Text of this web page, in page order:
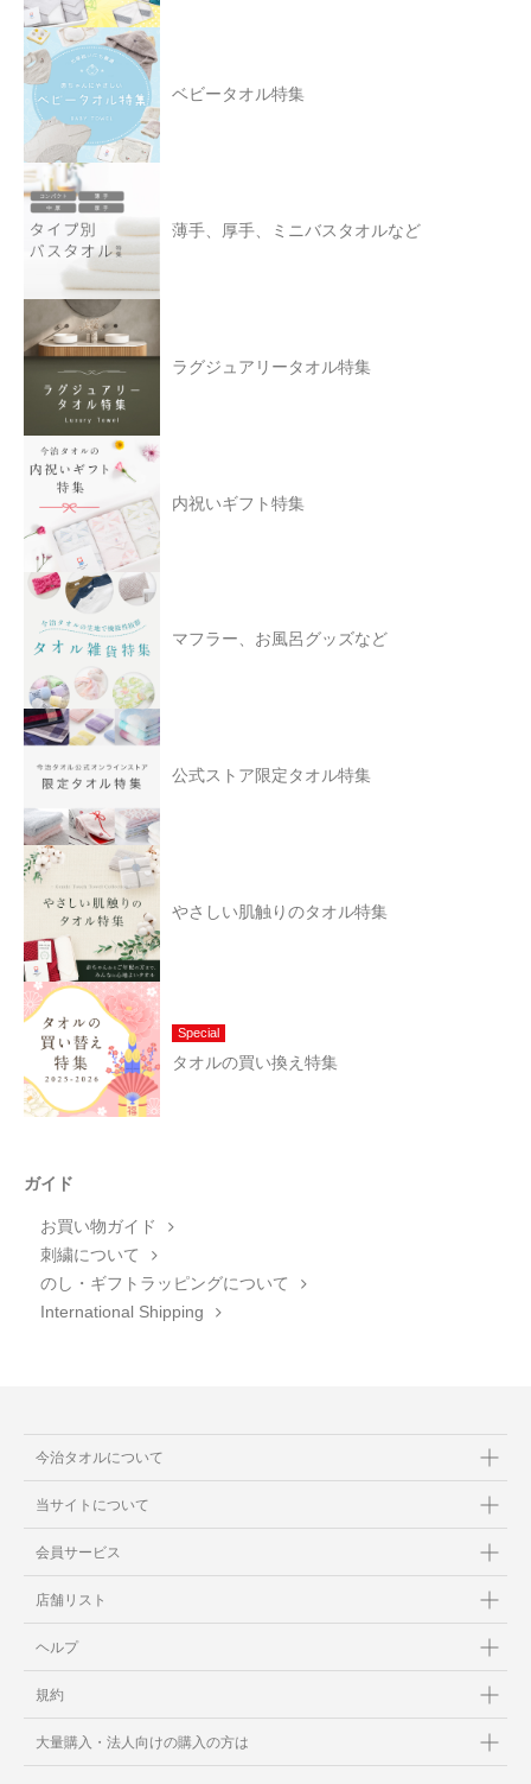
ベビータオル特集
薄手、厚手、ミニバスタオルなど
ラグジュアリータオル特集
内祝いギフト特集
マフラー、お風呂グッズなど
公式ストア限定タオル特集
やさしい肌触りのタオル特集
Special
タオルの買い換え特集
ガイド
お買い物ガイド
刺繍について
のし・ギフトラッピングについて
International Shipping
今治タオルについて
当サイトについて
会員サービス
店舗リスト
ヘルプ
規約
大量購入・法人向けの購入の方は